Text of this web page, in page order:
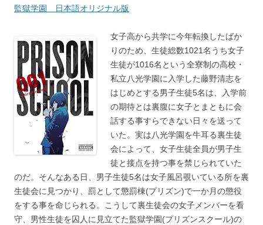
監獄学園 日本語オリジナル版
女子高から共学に今年転換したばか
りのため、生徒総数1021名うち女子
生徒が1016名という全寮制の高校・
私立八光学園に入学した藤野清志を
はじめとする男子生徒5名は、入学前
の期待とは裏腹に女子とまともに会
話する事すらできない日々を送って
いた。実は八光学園を牛耳る裏生徒
会によって、女子生徒全員が男子生
徒と接点を持つ事を禁じられていた
のだ。そんなある日、男子生徒5名は女子風呂覗いている所を裏
生徒会に見つかり、罰として懲罰棟(プリズン)で一か月の懲役
をする事を命じられる。こうして裏生徒会の女子メンバーを看
守、男性生徒を囚人に見立てた監獄学園(プリズンスクール)の